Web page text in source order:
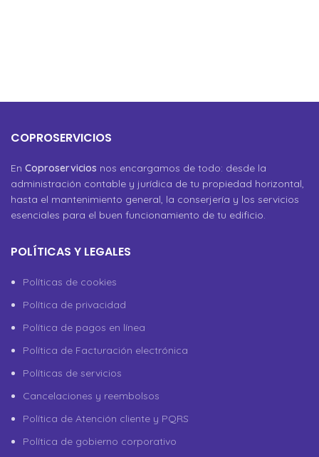
COPROSERVICIOS
En Coproservicios nos encargamos de todo: desde la
administración contable y jurídica de tu propiedad horizontal,
hasta el mantenimiento general, la conserjería y los servicios
esenciales para el buen funcionamiento de tu edificio.
POLÍTICAS Y LEGALES
Políticas de cookies
Política de privacidad
Política de pagos en línea
Política de Facturación electrónica
Políticas de servicios
Cancelaciones y reembolsos
Política de Atención cliente y PQRS
Política de gobierno corporativo